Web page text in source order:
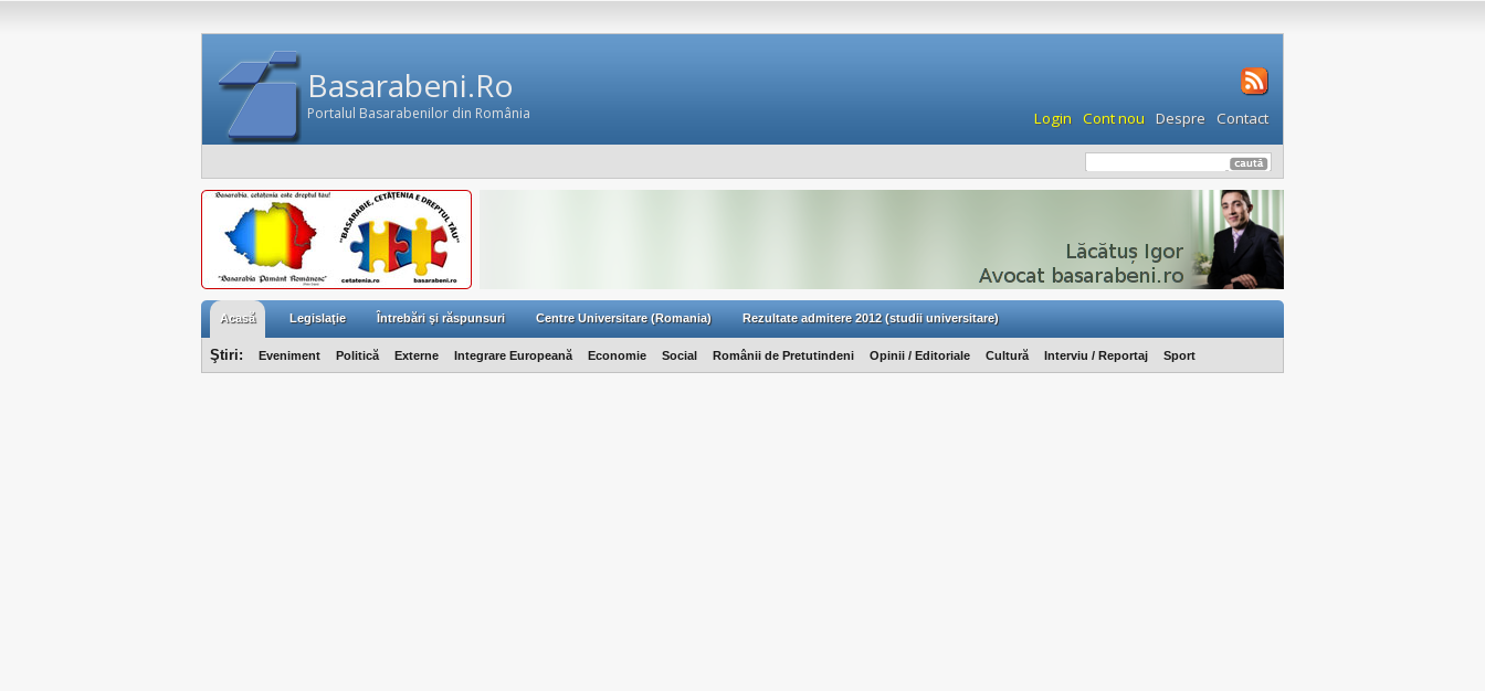
Basarabeni.Ro
Portalul Basarabenilor din România Login Cont nou Despre Contact
Acasă Legislaţie Întrebări şi răspunsuri Centre Universitare (Romania) Rezultate admitere 2012 (studii universitare)
Ştiri: Eveniment Politică Externe Integrare Europeană Economie Social Românii de Pretutindeni Opinii / Editoriale Cultură Interviu / Reportaj Sport